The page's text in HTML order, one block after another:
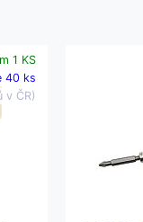
1 KS
40 ks
v ČR)